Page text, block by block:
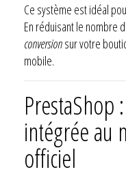
Ce système est idéal
En réduisant le nombre
conversionsur votre
mobile.
PrestaShop
intégrée au
officiel